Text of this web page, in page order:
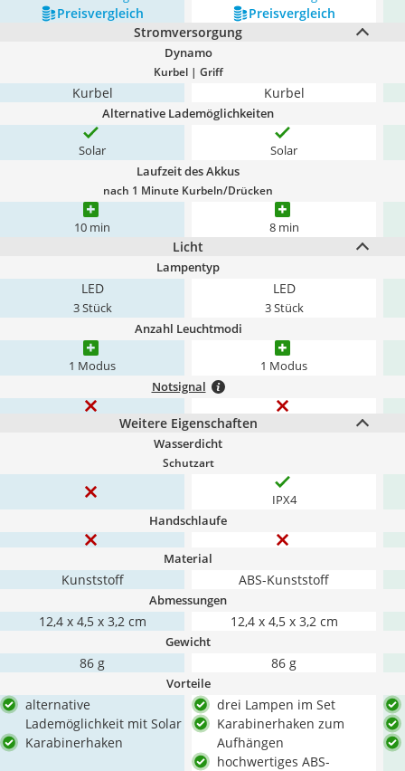
Preis­vergleich
Preis­vergleich
Stromversorgung
Dynamo
Kurbel | Griff
Kurbel Kurbel
Alternative Lademöglichkeiten
Solar Solar
Laufzeit des Akkus
nach 1 Minute Kurbeln/Drücken
10 min 8 min
Licht
Lampentyp
LED
3 Stück
LED
3 Stück
Anzahl Leuchtmodi
1 Modus 1 Modus
Notsignal
Weitere Eigenschaften
Wasserdicht
Schutzart
IPX4
Handschlaufe
Material
Kunststoff ABS-Kunststoff
Abmessungen
12,4 x 4,5 x 3,2 cm 12,4 x 4,5 x 3,2 cm
Gewicht
86 g 86 g
Vorteile
alternative
Lademöglichkeit mit Solar
Karabinerhaken
drei Lampen im Set
Karabinerhaken zum
Aufhängen
hochwertiges ABS-